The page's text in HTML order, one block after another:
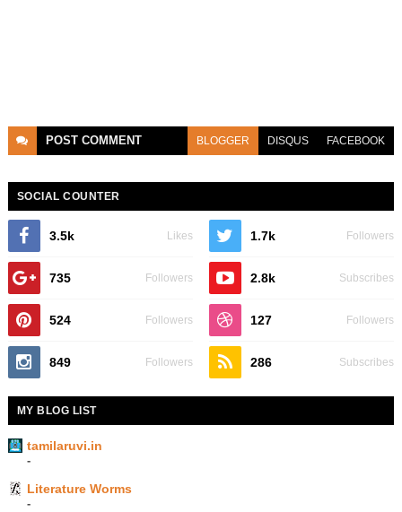
POST COMMENT BLOGGER DISQUS FACEBOOK
SOCIAL COUNTER
3.5k Likes 1.7k Followers
735 Followers 2.8k Subscribes
524 Followers 127 Followers
849 Followers 286 Subscribes
MY BLOG LIST
tamilaruvi.in
-
Literature Worms
-